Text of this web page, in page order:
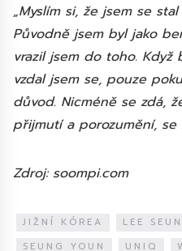
„Myslím si, že jsem se
Původně jsem byl jako
vrazil jsem do toho.
vzdal jsem se, pouze
důvod. Nicméně se zdá,
přijmutí a porozumění, se
Zdroj: soompi.com
JIŽNÍ KÓREA LEE
SEUNG YOUN
UNIQ